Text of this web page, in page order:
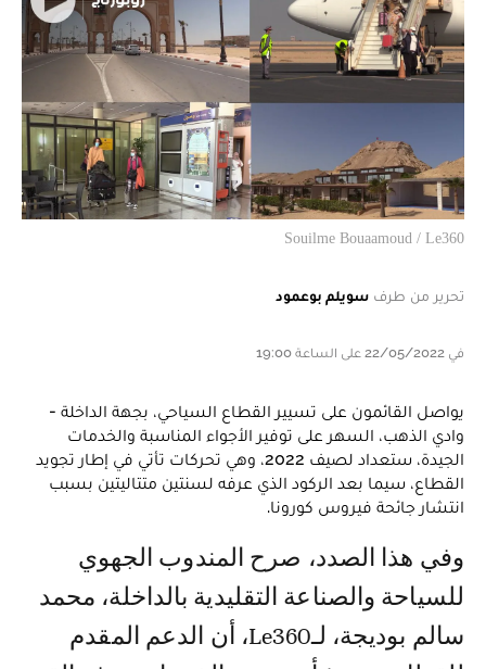
Souilme Bouaamoud / Le360
تحرير من طرف سويلم بوعمود
في 22/05/2022 على الساعة 19:00
يواصل القائمون على تسيير القطاع السياحي، بجهة الداخلة -
وادي الذهب، السهر على توفير الأجواء المناسبة والخدمات
الجيدة، ستعداد لصيف 2022، وهي تحركات تأتي في إطار تجويد
القطاع، سيما بعد الركود الذي عرفه لسنتين متتاليتين بسبب
انتشار جائحة فيروس كورونا.
وفي هذا الصدد، صرح المندوب الجهوي
للسياحة والصناعة التقليدية بالداخلة، محمد
سالم بوديجة، لـLe360، أن الدعم المقدم